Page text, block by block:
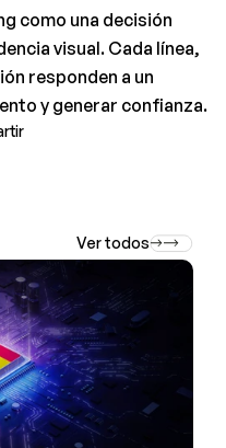
como una decisión
visual. Cada línea,
responden a un
y generar confianza.
Ver todos